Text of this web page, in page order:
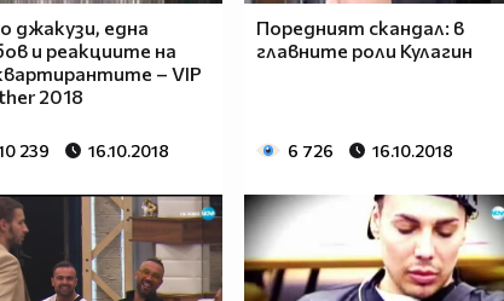
джакузи, една
и реакциите на
– VIP
2018
239 16.10.2018
Поредният скандал: в
главните роли Кулагин
6 726 16.10.2018